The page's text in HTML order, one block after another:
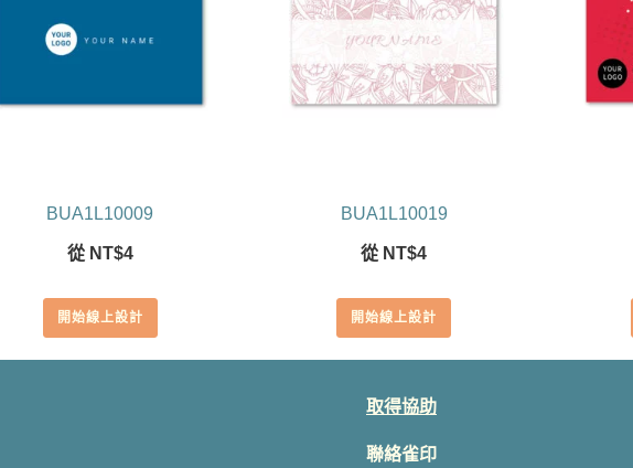
BUA1L10009
從 NT$4
開始線上設計
BUA1L10019
從 NT$4
開始線上設計
取得協助
聯絡雀印